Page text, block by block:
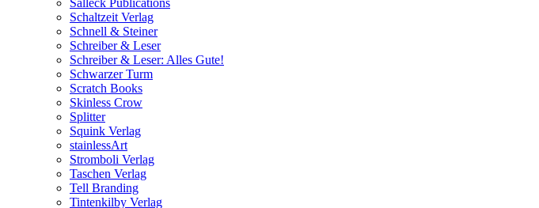
Salleck Publications
Schaltzeit Verlag
Schnell & Steiner
Schreiber & Leser
Schreiber & Leser: Alles Gute!
Schwarzer Turm
Scratch Books
Skinless Crow
Splitter
Squink Verlag
stainlessArt
Stromboli Verlag
Taschen Verlag
Tell Branding
Tintenkilby Verlag